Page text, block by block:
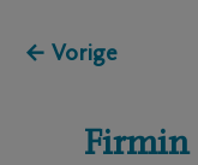
← Vorige
Firmin